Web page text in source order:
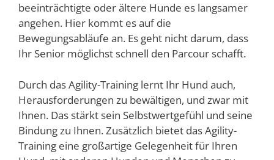
beeinträchtigte oder ältere Hunde es langsamer
angehen. Hier kommt es auf die
Bewegungsabläufe an. Es geht nicht darum, dass
Ihr Senior möglichst schnell den Parcour schafft.
Durch das Agility-Training lernt Ihr Hund auch,
Herausforderungen zu bewältigen, und zwar mit
Ihnen. Das stärkt sein Selbstwertgefühl und seine
Bindung zu Ihnen. Zusätzlich bietet das Agility-
Training eine großartige Gelegenheit für Ihren